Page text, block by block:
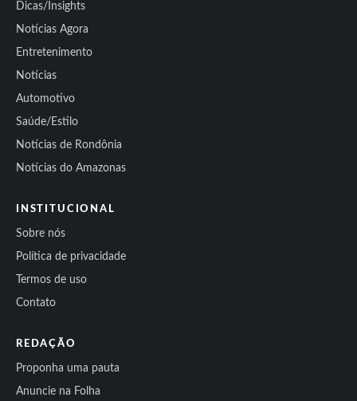
Dicas/Insights
Notícias Agora
Entretenimento
Notícias
Automotivo
Saúde/Estilo
Notícias de Rondônia
Notícias do Amazonas
INSTITUCIONAL
Sobre nós
Política de privacidade
Termos de uso
Contato
REDAÇÃO
Proponha uma pauta
Anuncie na Folha